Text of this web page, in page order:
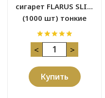
сигарет FLARUS SLIM
(1000 шт) тонкие
< >
Купить